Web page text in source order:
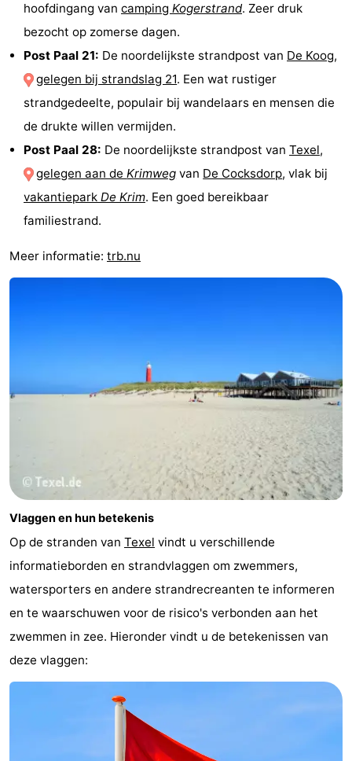
hoofdingang van camping Kogerstrand. Zeer druk
bezocht op zomerse dagen.
Post Paal 21: De noordelijkste strandpost van De Koog,
gelegen bij strandslag 21. Een wat rustiger
strandgedeelte, populair bij wandelaars en mensen die
de drukte willen vermijden.
Post Paal 28: De noordelijkste strandpost van Texel,
gelegen aan deKrimweg van De Cocksdorp, vlak bij
vakantiepark De Krim. Een goed bereikbaar
familiestrand.
Meer informatie: trb.nu
Vlaggen en hun betekenis
Op de stranden van Texel vindt u verschillende
informatieborden en strandvlaggen om zwemmers,
watersporters en andere strandrecreanten te informeren
en te waarschuwen voor de risico's verbonden aan het
zwemmen in zee. Hieronder vindt u de betekenissen van
deze vlaggen: